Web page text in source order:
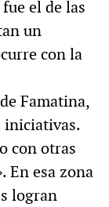
el de las
un
con la
Famatina,
iniciativas.
con otras
En esa zona
logran